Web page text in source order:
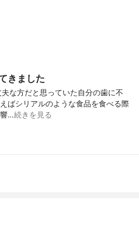
きました
な方だと思っていた自分の歯に不
ばシリアルのような食品を食べる際
響…続きを見る